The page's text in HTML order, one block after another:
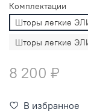
Комплектации
8 200 ₽
В избранное